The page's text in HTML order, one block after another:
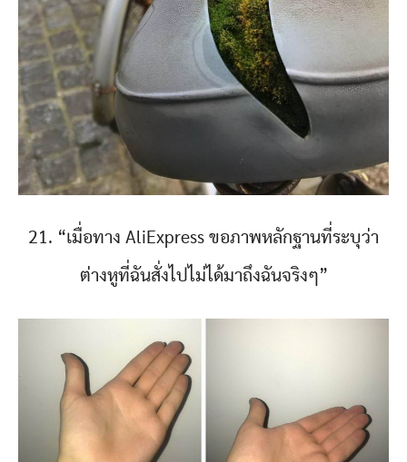
21. “เมื่อทาง AliExpress ขอภาพหลักฐานที่ระบุว่า
ต่างหูที่ฉันสั่งไปไม่ได้มาถึงฉันจริงๆ”